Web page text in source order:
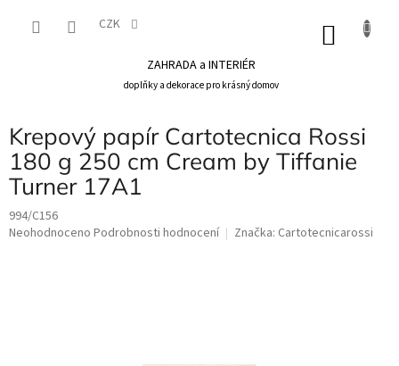
CZK
ZAHRADA a INTERIÉR
doplňky a dekorace pro krásný domov
Krepový papír Cartotecnica Rossi
180 g 250 cm Cream by Tiffanie
Turner 17A1
994/C156
Průměrné
Neohodnoceno Podrobnosti hodnocení Značka: Cartotecnicarossi